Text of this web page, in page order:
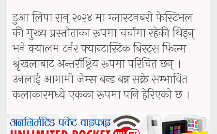
डुआ लिपा सन् २०२४ मा ग्लास्टनबरी फेस्टिभल
की मुख्य प्रस्तोताका रूपमा चर्चामा रहेकी थिइन्
भने क्यालम टर्नर फ्यान्टास्टिक बिस्ट्स फिल्म
श्रृंखलाबाट अन्तर्राष्ट्रिय रूपमा परिचित छन् ।
उनलाई आगामी जेम्स बन्ड बन्न सक्ने सम्भावित
कलाकारमध्ये एकका रूपमा पनि हेरिएको छ ।